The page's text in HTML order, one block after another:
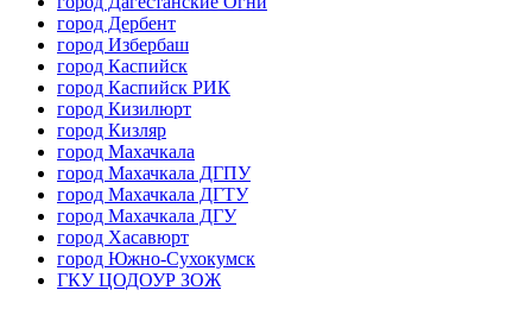
город Дербент
город Избербаш
город Каспийск
город Каспийск РИК
город Кизилюрт
город Кизляр
город Махачкала
город Махачкала ДГПУ
город Махачкала ДГТУ
город Махачкала ДГУ
город Хасавюрт
город Южно-Сухокумск
ГКУ ЦОДОУР ЗОЖ